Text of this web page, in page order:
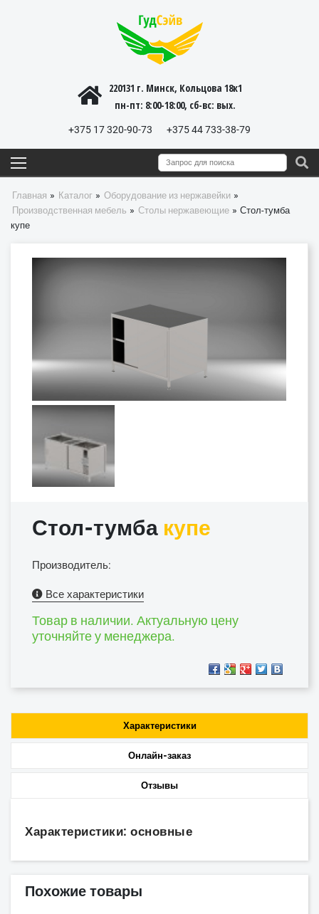
220131 г. Минск, Кольцова 18к1
пн-пт: 8:00-18:00, cб-вс: вых.
+375 44 733-38-79
+375 17 320-90-73
Главная » Каталог » Оборудование из нержавейки »
Производственная мебель » Столы нержавеющие » Стол-тумба
купе
Стол-тумба купе
Производитель:
Все характеристики
Товар в наличии. Актуальную цену
уточняйте у менеджера.
Характеристики
Онлайн-заказ
Отзывы
Характеристики: основные
Похожие товары